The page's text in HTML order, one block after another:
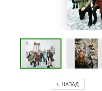
НАЗАД